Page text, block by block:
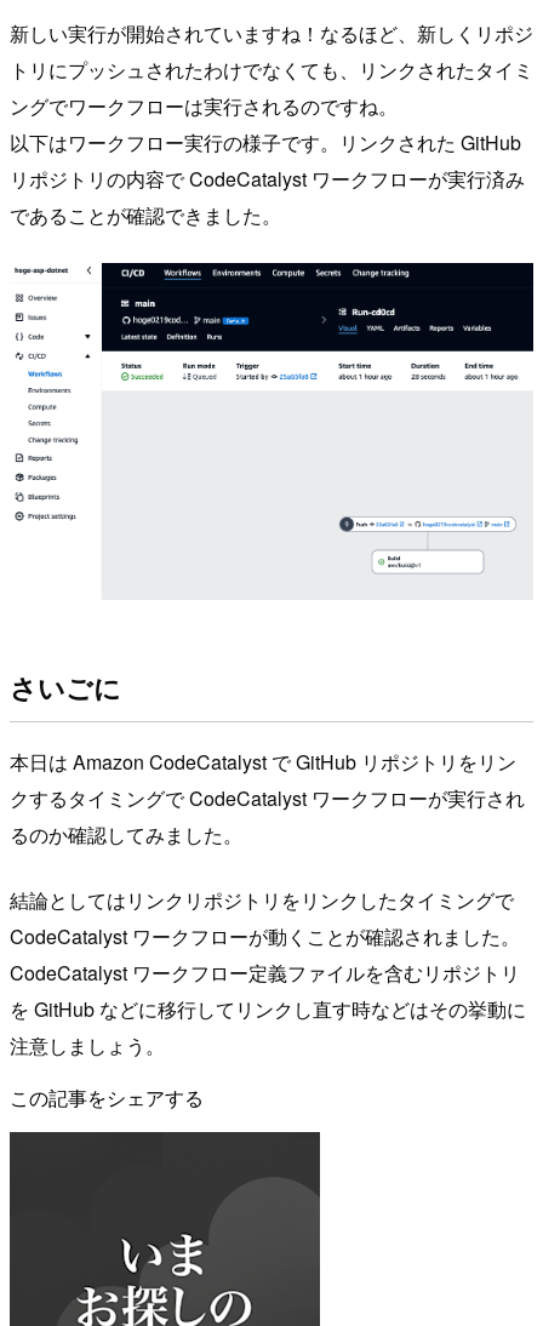
新しい実行が開始されていますね！なるほど、新しくリポジ
トリにプッシュされたわけでなくても、リンクされたタイミ
ングでワークフローは実行されるのですね。
以下はワークフロー実行の様子です。リンクされた GitHub
リポジトリの内容で CodeCatalyst ワークフローが実行済み
であることが確認できました。
さいごに
本日は Amazon CodeCatalyst で GitHub リポジトリをリン
クするタイミングで CodeCatalyst ワークフローが実行され
るのか確認してみました。
結論としてはリンクリポジトリをリンクしたタイミングで
CodeCatalyst ワークフローが動くことが確認されました。
CodeCatalyst ワークフロー定義ファイルを含むリポジトリ
を GitHub などに移行してリンクし直す時などはその挙動に
注意しましょう。
この記事をシェアする